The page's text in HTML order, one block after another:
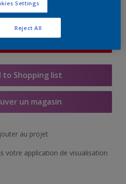
à la vente en ligne et ne
des magasins sélectionnés.
to Shopping list
un magasin
au projet
votre application de visualisation
Settings
Reject All